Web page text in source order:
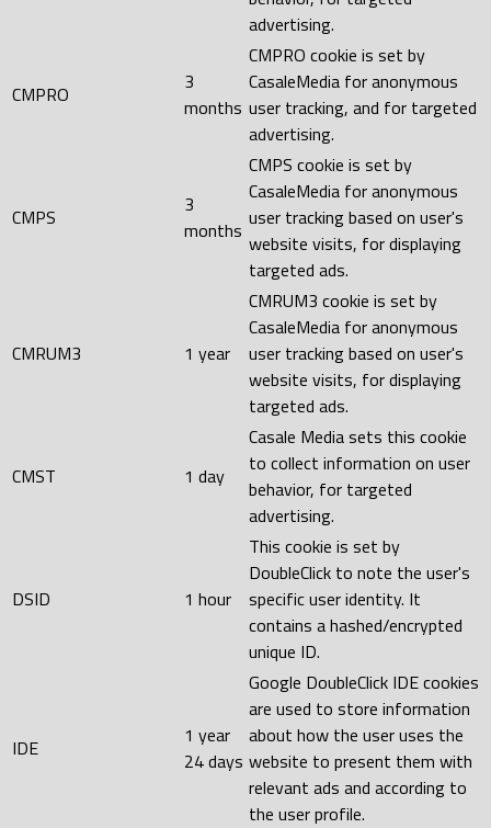
advertising.
CMPRO
3
months
CMPRO cookie is set by
CasaleMedia for anonymous
user tracking, and for targeted
advertising.
CMPS
3
months
CMPS cookie is set by
CasaleMedia for anonymous
user tracking based on user's
website visits, for displaying
targeted ads.
CMRUM3 1 year
CMRUM3 cookie is set by
CasaleMedia for anonymous
user tracking based on user's
website visits, for displaying
targeted ads.
CMST 1 day
Casale Media sets this cookie
to collect information on user
behavior, for targeted
advertising.
DSID 1 hour
This cookie is set by
DoubleClick to note the user's
specific user identity. It
contains a hashed/encrypted
unique ID.
IDE
1 year
24 days
Google DoubleClick IDE cookies
are used to store information
about how the user uses the
website to present them with
relevant ads and according to
the user profile.